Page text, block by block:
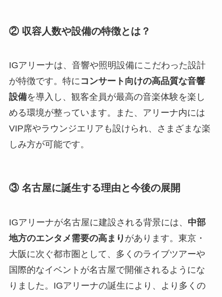
② 収容人数や設備の特徴とは？
IGアリーナは、音響や照明設備にこだわった設計
が特徴です。特にコンサート向けの高品質な音響
設備を導入し、観客全員が最高の音楽体験を楽し
める環境が整っています。また、アリーナ内には
VIP席やラウンジエリアも設けられ、さまざまな楽
しみ方が可能です。
③ 名古屋に誕生する理由と今後の展開
IGアリーナが名古屋に建設される背景には、 中部
地方のエンタメ需要の高まり があります。東京・
大阪に次ぐ都市圏として、多くのライブツアーや
国際的なイベントが名古屋で開催されるようにな
りました。IGアリーナの誕生により、より多くの